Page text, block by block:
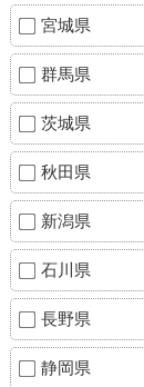
宮城県
群馬県
茨城県
秋田県
新潟県
石川県
長野県
静岡県